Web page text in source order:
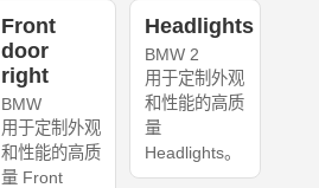
Front
door
right
BMW
用于定制外观
和性能的高质
量 Front
Headlights
BMW 2
用于定制外观
和性能的高质
量
Headlights。